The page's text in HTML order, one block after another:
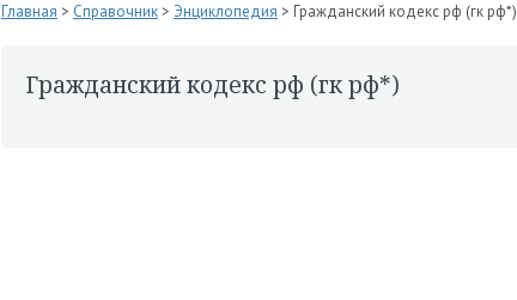
Главная > Справочник> Энциклопедия > Гражданский кодекс рф (гк рф*)
Гражданский кодекс рф (гк рф*)